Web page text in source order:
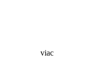
viac